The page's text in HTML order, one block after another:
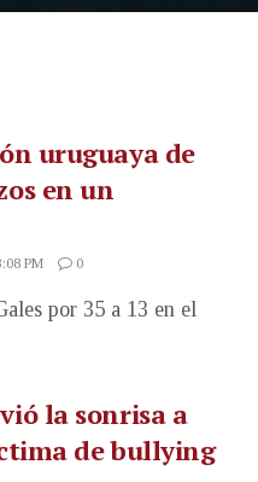
uruguaya de
en un
PM 0
por 35 a 13 en el
la sonrisa a
de bullying